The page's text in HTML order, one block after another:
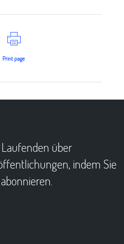
Print page
über
indem Sie